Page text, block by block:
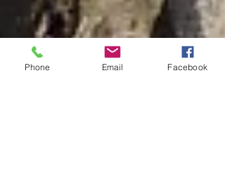
Phone Email Facebook